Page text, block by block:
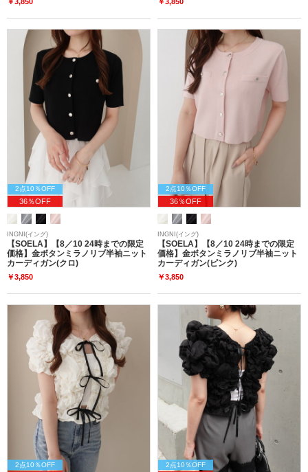
2点10％OFF
36％OFF
INGNI(イング)
【SOELA】【8／10 24時までの限定
価格】金ボタンミラノリブ半袖ニット
カーディガン(クロ)
￥3,850
2点10％OFF
36％OFF
INGNI(イング)
【SOELA】【8／10 24時までの限定
価格】金ボタンミラノリブ半袖ニット
カーディガン(ピンク)
￥3,850
2点10％OFF 2点10％OFF